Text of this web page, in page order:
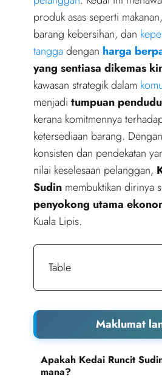
produk asas seperti
barang kebersihan, dan
tanggadengan harga
yang sentiasa dikemas
kawasan strategik dalam
menjadi tumpuan
kerana komitmennya
ketersediaan barang.
konsisten dan pendekatan
nilai keselesaan pelanggan,
Sudin membuktikan dirinya
penyokong utama
Kuala Lipis.
Table
Maklumat
Apakah Kedai Runcit
mana?